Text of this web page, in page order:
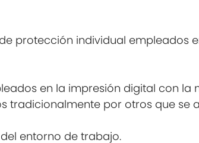
protección individual empleados
en la impresión digital con la
tradicionalmente por otros que se
entorno de trabajo.